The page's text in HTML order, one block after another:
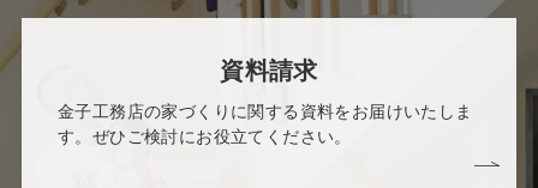
資料請求
金子工務店の家づくりに関する資料をお届けいたしま
す。ぜひご検討にお役立てください。